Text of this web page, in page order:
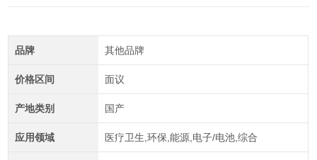
品牌 其他品牌
价格区间 面议
产地类别 国产
应用领域 医疗卫生,环保,能源,电子/电池,综合